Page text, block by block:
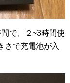
で、２~3時間使
さで充電池が入